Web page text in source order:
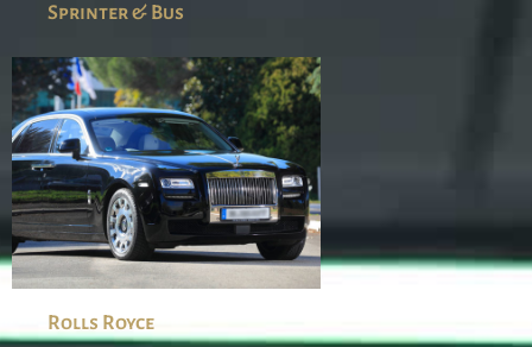
Sprinter & Bus
Rolls Royce